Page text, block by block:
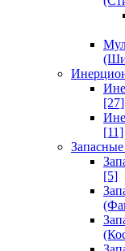
[27]
[11]
[5]